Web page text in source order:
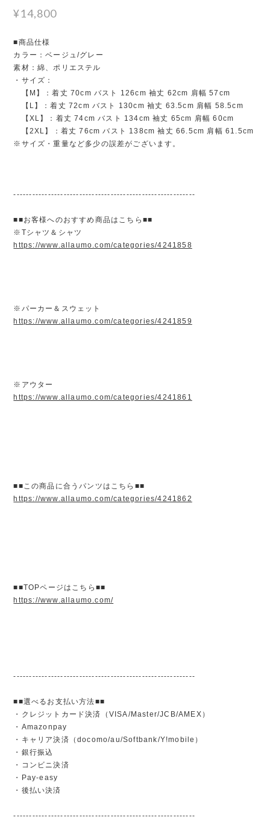
¥14,800
■商品仕様
カラー：ベージュ/グレー
素材：綿、ポリエステル
・サイズ：
【M】：着丈 70cm バスト 126cm 袖丈 62cm 肩幅 57cm
【L】：着丈 72cm バスト 130cm 袖丈 63.5cm 肩幅 58.5cm
【XL】：着丈 74cm バスト 134cm 袖丈 65cm 肩幅 60cm
【2XL】：着丈 76cm バスト 138cm 袖丈 66.5cm 肩幅 61.5cm
※サイズ・重量など多少の誤差がございます。
----------------------------------------------------------
■■お客様へのおすすめ商品はこちら■■
※Tシャツ＆シャツ
https://www.allaumo.com/categories/4241858
※パーカー＆スウェット
https://www.allaumo.com/categories/4241859
※アウター
https://www.allaumo.com/categories/4241861
■■この商品に合うパンツはこちら■■
https://www.allaumo.com/categories/4241862
■■TOPページはこちら■■
https://www.allaumo.com/
----------------------------------------------------------
■■選べるお支払い方法■■
・クレジットカード決済（VISA/Master/JCB/AMEX）
・Amazonpay
・キャリア決済（docomo/au/Softbank/Y!mobile）
・銀行振込
・コンビニ決済
・Pay-easy
・後払い決済
----------------------------------------------------------